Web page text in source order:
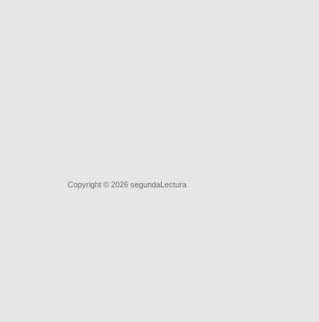
Copyright © 2026 segundaLectura